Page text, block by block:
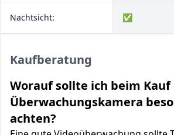
Nachtsicht: ✅
Kaufberatung
Worauf sollte ich beim
Überwachungskamera
achten?